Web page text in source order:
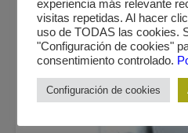
experiencia más relevante
visitas repetidas. Al hacer
uso de TODAS las cookies.
"Configuración de cookies"
consentimiento controlado.
Configuración de cookies